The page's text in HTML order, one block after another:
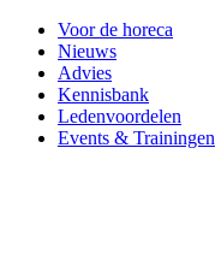
Voor de horeca
Nieuws
Advies
Kennisbank
Ledenvoordelen
Events & Trainingen